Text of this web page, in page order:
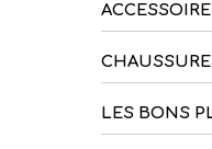
LES BONS